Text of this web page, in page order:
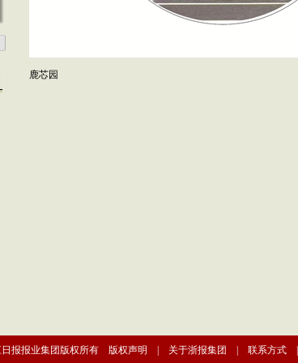
鹿芯园
报报业集团版权所有 版权声明 关于浙报集团 联系方式